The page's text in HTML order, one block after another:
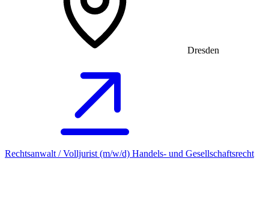
Dresden
Rechtsanwalt / Volljurist (m/w/d) Handels- und Gesellschaftsrecht